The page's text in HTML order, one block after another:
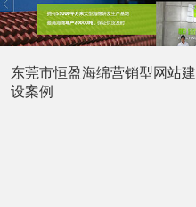
东莞市恒盈海绵营销型网站建
设案例